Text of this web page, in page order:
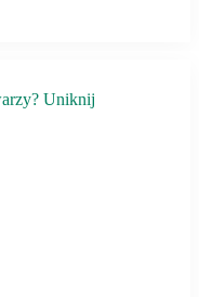
Uniknij